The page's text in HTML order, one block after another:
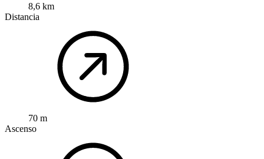
8,6 km
Distancia
70 m
Ascenso